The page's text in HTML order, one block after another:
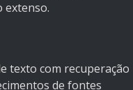
extenso.
texto com recuperação
de fontes